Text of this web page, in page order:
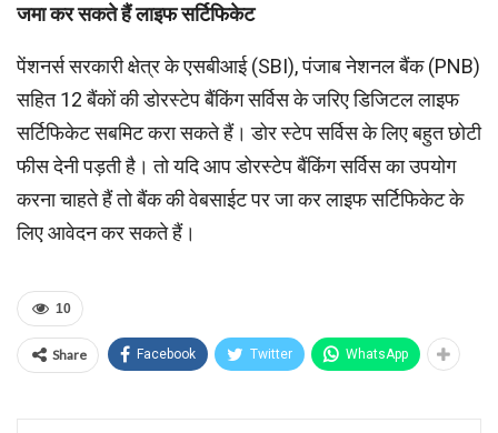
जमा कर सकते हैं लाइफ सर्टिफिकेट
पेंशनर्स सरकारी क्षेत्र के एसबीआई (SBI), पंजाब नेशनल बैंक (PNB)
सहित 12 बैंकों की डोरस्टेप बैंकिंग सर्विस के जरिए डिजिटल लाइफ
सर्टिफिकेट सबमिट करा सकते हैं। डोर स्टेप सर्विस के लिए बहुत छोटी
फीस देनी पड़ती है। तो यदि आप डोरस्‍टेप बैंकिंग सर्विस का उपयोग
करना चाहते हैं तो बैंक की वेबसाईट पर जा कर लाइफ सर्टिफि‍केट के
लिए आवेदन कर सकते हैं।
10
Share Facebook Twitter WhatsApp